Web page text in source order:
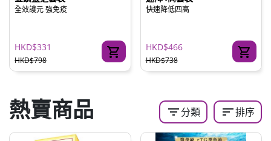
全效護元 強免疫
HKD$331
HKD$798
快速降低四高
HKD$466
HKD$738
熱賣商品 filter_list分類 sort排序